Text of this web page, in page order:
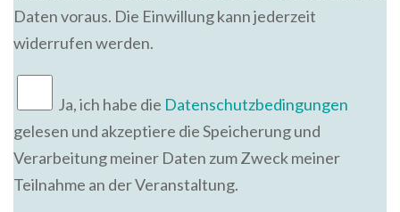
Daten voraus. Die Einwillung kann jederzeit
widerrufen werden.
Ja, ich habe die Datenschutzbedingungen
gelesen und akzeptiere die Speicherung und
Verarbeitung meiner Daten zum Zweck meiner
Teilnahme an der Veranstaltung.